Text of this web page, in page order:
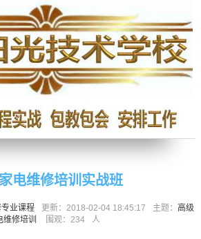
电维修培训实战班
业课程 更新：2018-02-04 18:45:17 主题： 高级
维修培训
围观：234 人